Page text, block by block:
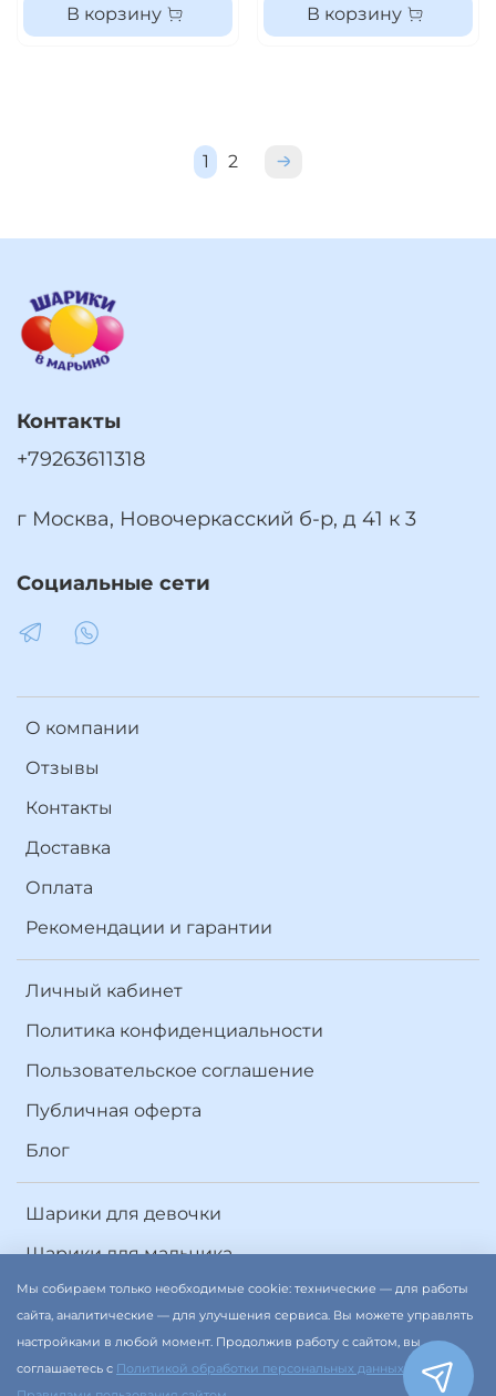
В корзину В корзину
1 2
О компании
Отзывы
Контакты
Доставка
Оплата
Рекомендации и гарантии
Личный кабинет
Политика конфиденциальности
Пользовательское соглашение
Публичная оферта
Блог
Шарики для девочки
Шарики для мальчика
Шарики для мужчины
Шарики для женщины
Контакты
+79263611318
г Москва, Новочеркасский б-р, д 41 к 3
Социальные сети
Мы собираем только необходимые cookie: технические — для работы
сайта, аналитические — для улучшения сервиса. Вы можете управлять
настройками в любой момент. Продолжив работу с сайтом, вы
соглашаетесь с Политикой обработки персональных данныхи